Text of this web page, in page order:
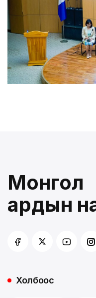
Монгол
ардын
Холбоос